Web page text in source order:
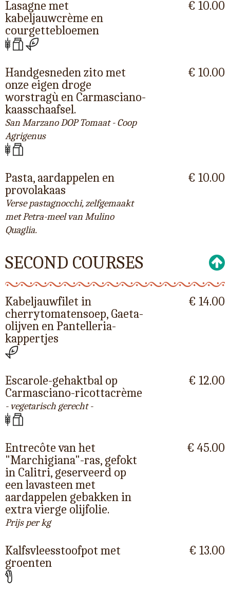
Lasagne met
kabeljauwcrème en
courgettebloemen
€ 10.00
Handgesneden zito met
onze eigen droge
worstragù en Carmasciano-
kaasschaafsel.
San Marzano DOP Tomaat - Coop
Agrigenus
€ 10.00
Pasta, aardappelen en
provolakaas
Verse pastagnocchi, zelfgemaakt
met Petra-meel van Mulino
Quaglia.
€ 10.00
SECOND COURSES
Kabeljauwfilet in
cherrytomatensoep, Gaeta-
olijven en Pantelleria-
kappertjes
€ 14.00
Escarole-gehaktbal op
Carmasciano-ricottacrème
- vegetarisch gerecht -
€ 12.00
Entrecôte van het
"Marchigiana"-ras, gefokt
in Calitri, geserveerd op
een lavasteen met
aardappelen gebakken in
extra vierge olijfolie.
Prijs per kg
€ 45.00
Kalfsvleesstoofpot met
groenten
€ 13.00